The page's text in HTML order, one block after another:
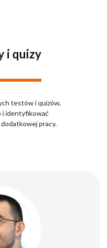
i quizy
testów i quizów,
i identyfikować
pracy.